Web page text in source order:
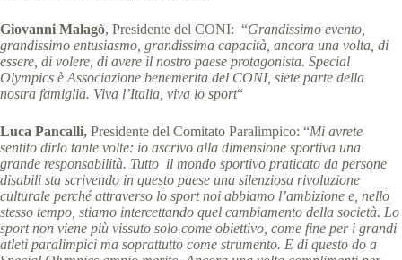
Giovanni Malagò, Presidente del CONI: “Grandissimo evento,
grandissimo entusiasmo, grandissima capacità, ancora una volta, di
essere, di volere, di avere il nostro paese protagonista. Special
Olympics è Associazione benemerita del CONI, siete parte della
nostra famiglia. Viva l’Italia, viva lo sport“
Luca Pancalli, Presidente del Comitato Paralimpico: “Mi avrete
sentito dirlo tante volte: io ascrivo alla dimensione sportiva una
grande responsabilità. Tutto il mondo sportivo praticato da persone
disabili sta scrivendo in questo paese una silenziosa rivoluzione
culturale perché attraverso lo sport noi abbiamo l’ambizione e, nello
stesso tempo, stiamo intercettando quel cambiamento della società. Lo
sport non viene più vissuto solo come obiettivo, come fine per i grandi
atleti paralimpici ma soprattutto come strumento. E di questo do a